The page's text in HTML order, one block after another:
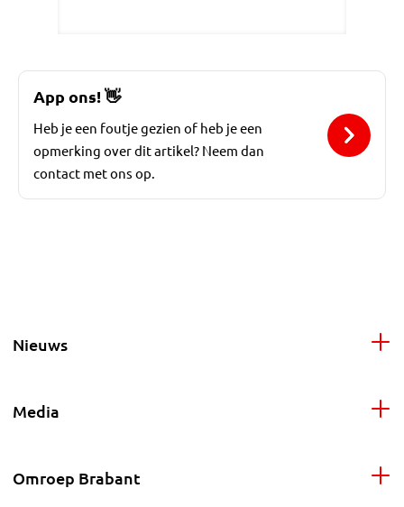
App ons!👋
Heb je een foutje gezien of heb je een
opmerking over dit artikel? Neem dan
contact met ons op.
Nieuws
Media
Omroep Brabant